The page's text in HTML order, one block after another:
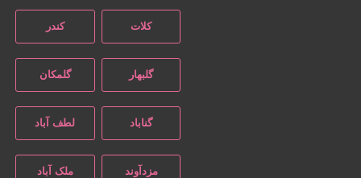
کلات کندر
گلبهار گلمکان
گناباد لطف آباد
مزدآوند ملک آباد